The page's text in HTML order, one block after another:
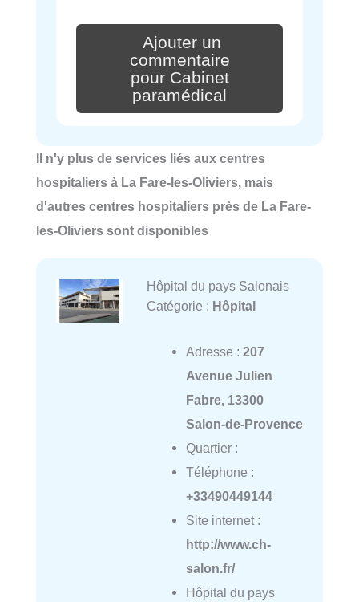
Ajouter un
commentaire
pour Cabinet
paramédical
Il n'y plus de services liés aux centres
hospitaliers à La Fare-les-Oliviers, mais
d'autres centres hospitaliers près de La Fare-
les-Oliviers sont disponibles
Hôpital du pays Salonais
Catégorie : Hôpital
Adresse : 207
Avenue Julien
Fabre, 13300
Salon-de-Provence
Quartier :
Téléphone :
+33490449144
Site internet :
http://www.ch-
salon.fr/
Hôpital du pays